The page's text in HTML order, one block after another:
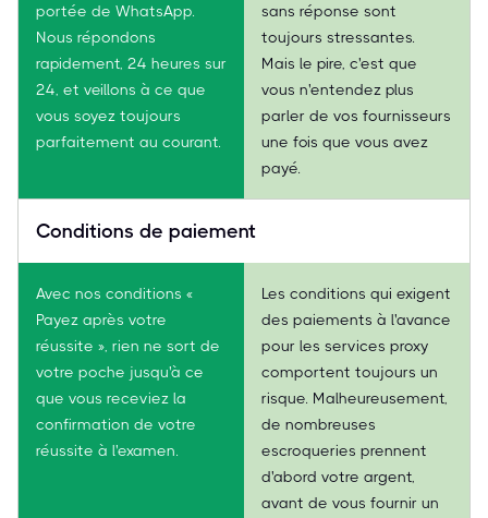
portée de WhatsApp.
Nous répondons
rapidement, 24 heures sur
24, et veillons à ce que
vous soyez toujours
parfaitement au courant.
sans réponse sont
toujours stressantes.
Mais le pire, c'est que
vous n'entendez plus
parler de vos fournisseurs
une fois que vous avez
payé.
Conditions de paiement
Avec nos conditions «
Payez après votre
réussite », rien ne sort de
votre poche jusqu'à ce
que vous receviez la
confirmation de votre
réussite à l'examen.
Les conditions qui exigent
des paiements à l'avance
pour les services proxy
comportent toujours un
risque. Malheureusement,
de nombreuses
escroqueries prennent
d'abord votre argent,
avant de vous fournir un